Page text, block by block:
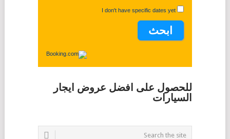
I don't have specific dates yet
للحصول على افضل عروض ايجار
السيارات